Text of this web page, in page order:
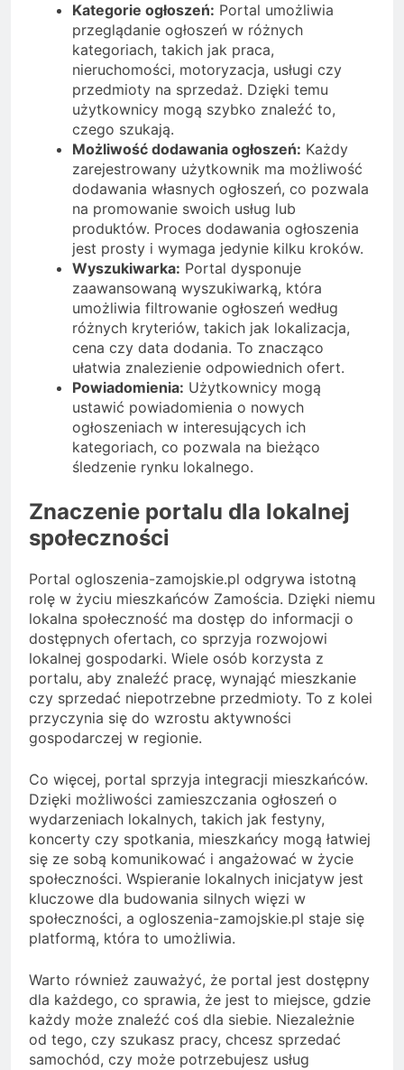
Kategorie ogłoszeń: Portal umożliwia
przeglądanie ogłoszeń w różnych
kategoriach, takich jak praca,
nieruchomości, motoryzacja, usługi czy
przedmioty na sprzedaż. Dzięki temu
użytkownicy mogą szybko znaleźć to,
czego szukają.
Możliwość dodawania ogłoszeń: Każdy
zarejestrowany użytkownik ma możliwość
dodawania własnych ogłoszeń, co pozwala
na promowanie swoich usług lub
produktów. Proces dodawania ogłoszenia
jest prosty i wymaga jedynie kilku kroków.
Wyszukiwarka: Portal dysponuje
zaawansowaną wyszukiwarką, która
umożliwia filtrowanie ogłoszeń według
różnych kryteriów, takich jak lokalizacja,
cena czy data dodania. To znacząco
ułatwia znalezienie odpowiednich ofert.
Powiadomienia: Użytkownicy mogą
ustawić powiadomienia o nowych
ogłoszeniach w interesujących ich
kategoriach, co pozwala na bieżąco
śledzenie rynku lokalnego.
Znaczenie portalu dla lokalnej
społeczności
Portal ogloszenia-zamojskie.pl odgrywa istotną
rolę w życiu mieszkańców Zamościa. Dzięki niemu
lokalna społeczność ma dostęp do informacji o
dostępnych ofertach, co sprzyja rozwojowi
lokalnej gospodarki. Wiele osób korzysta z
portalu, aby znaleźć pracę, wynająć mieszkanie
czy sprzedać niepotrzebne przedmioty. To z kolei
przyczynia się do wzrostu aktywności
gospodarczej w regionie.
Co więcej, portal sprzyja integracji mieszkańców.
Dzięki możliwości zamieszczania ogłoszeń o
wydarzeniach lokalnych, takich jak festyny,
koncerty czy spotkania, mieszkańcy mogą łatwiej
się ze sobą komunikować i angażować w życie
społeczności. Wspieranie lokalnych inicjatyw jest
kluczowe dla budowania silnych więzi w
społeczności, a ogloszenia-zamojskie.pl staje się
platformą, która to umożliwia.
Warto również zauważyć, że portal jest dostępny
dla każdego, co sprawia, że jest to miejsce, gdzie
każdy może znaleźć coś dla siebie. Niezależnie
od tego, czy szukasz pracy, chcesz sprzedać
samochód, czy może potrzebujesz usług